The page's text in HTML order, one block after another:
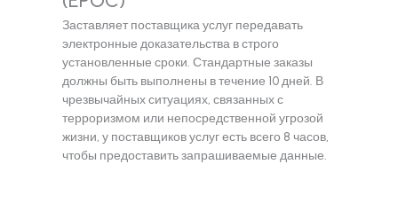
Заставляет поставщика услуг передавать
электронные доказательства в строго
установленные сроки. Стандартные заказы
должны быть выполнены в течение 10 дней. В
чрезвычайных ситуациях, связанных с
терроризмом или непосредственной угрозой
жизни, у поставщиков услуг есть всего 8 часов,
чтобы предоставить запрашиваемые данные.